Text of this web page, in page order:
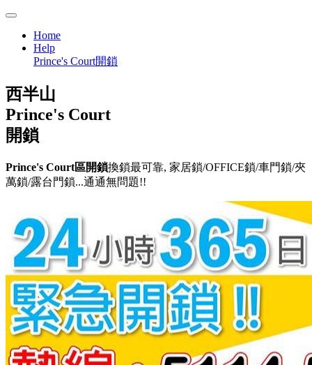
Home
Help
Prince's Court開鎖
西半山
Prince's Court
開鎖
Prince's Court區開鎖換鎖最可靠, 家居鎖/OFFICE鎖/車門鎖/夾
萬鎖/露台門鎖...通通無問題!!